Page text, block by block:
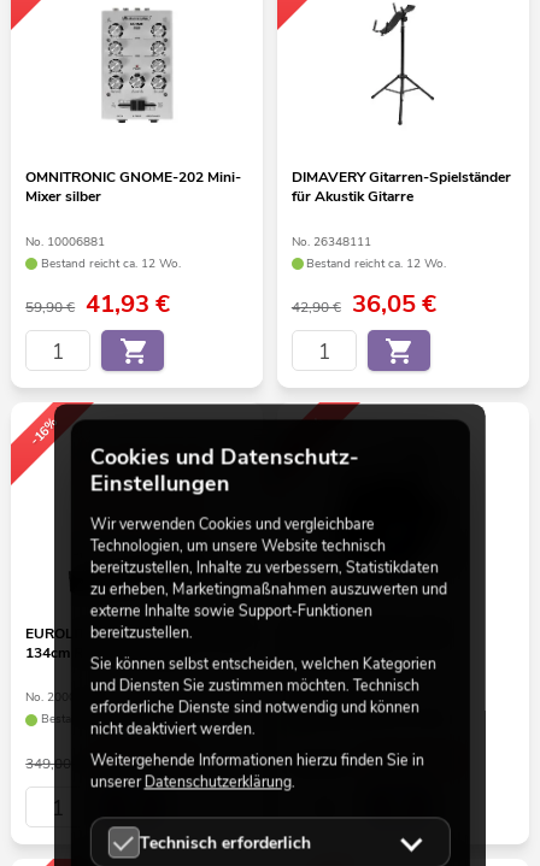
OMNITRONIC GNOME-202 Mini-
Mixer silber
No. 10006881
Bestand reicht ca. 12 Wo.
59,90 € 41,93€
DIMAVERY Gitarren-Spielständer
für Akustik Gitarre
No. 26348111
Bestand reicht ca. 12 Wo.
42,90 € 36,05€
-16%
EUROLITE Set 6x LED Leuchtstab
134cm RGB + Soft-Bag
No. 20001014
Bestand reicht ca. 12 Wo.
349,00 € 293,28€
Flowereffekt
No. 51918616
Bestand reicht ca. 12 Wo.
169,00 € 142,02
Cookies und Datenschutz-
Einstellungen
Wir verwenden Cookies und vergleichbare
Technologien, um unsere Website technisch
bereitzustellen, Inhalte zu verbessern, Statistikdaten
zu erheben, Marketingmaßnahmen auszuwerten und
externe Inhalte sowie Support-Funktionen
bereitzustellen.
Sie können selbst entscheiden, welchen Kategorien
und Diensten Sie zustimmen möchten. Technisch
erforderliche Dienste sind notwendig und können
nicht deaktiviert werden.
Weitergehende Informationen hierzu finden Sie in
unsererDatenschutzerklärung.
Technisch erforderlich